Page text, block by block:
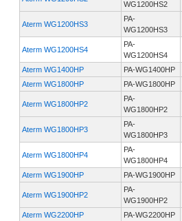
WG1200HS2
Aterm WG1200HS3
PA-
WG1200HS3
Aterm WG1200HS4
PA-
WG1200HS4
Aterm WG1400HP PA-WG1400HP
Aterm WG1800HP
PA-WG1800HP
Aterm WG1800HP2
PA-
WG1800HP2
Aterm WG1800HP3
PA-
WG1800HP3
Aterm WG1800HP4
PA-
WG1800HP4
Aterm WG1900HP
PA-WG1900HP
Aterm WG1900HP2
PA-
WG1900HP2
Aterm WG2200HP PA-WG2200HP